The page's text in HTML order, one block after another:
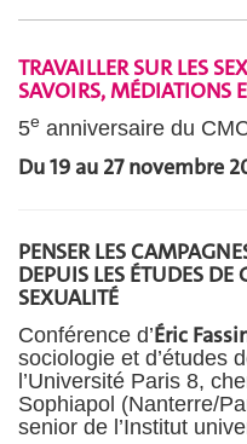
TRAVAILLER SUR LES
SAVOIRS, MÉDIATIONS
5e anniversaire du
Du 19 au 27 novembre
PENSER LES
DEPUIS LES ÉTUDES DE
SEXUALITÉ
Conférence d’Éric
sociologie et d’études
l’Université Paris 8,
Sophiapol (Nanterre/
senior de l’Institut